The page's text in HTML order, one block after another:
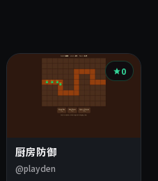
0
厨房防御
@playden